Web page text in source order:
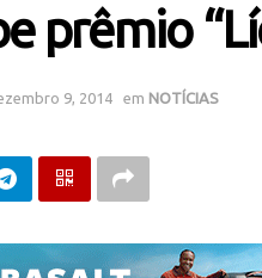
prêmio
9, 2014 em NOTÍCIAS